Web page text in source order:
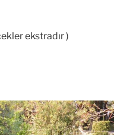
ekstradır )